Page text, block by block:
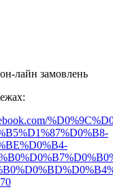
лайн замовлень